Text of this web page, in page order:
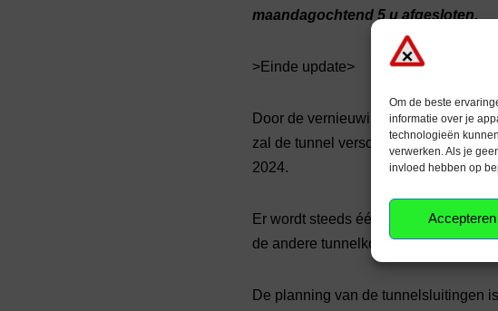
Om de beste
informatie over je
technologieën
verwerken. Als je
invloed hebben op
Accepteren
maandagochtend 5 u afgesloten.
>Einde update>
Door de vernieuwing van de
zal de tunnel verschillende nachten
2024.
Er wordt steeds één tunnelkoker voor
de andere tunnelkoker is er dan geen
De planning van de tunnelsluitingen